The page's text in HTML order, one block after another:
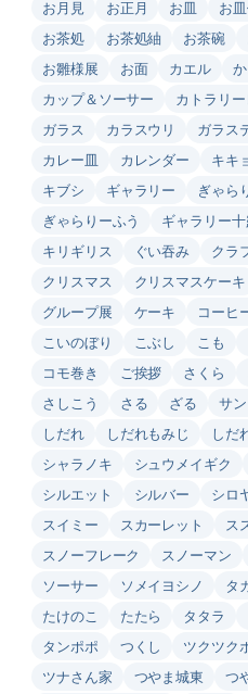
お月見
お正月 お皿 お
お茶処
お茶処紬 お茶碗
お雛様展
お面 カエル
カップ＆ソーサー
カトラリ
ガラス
カラスウリ ガラス
カレー皿
カレンダー キキ
キブシ
ギャラリー ぎゃら
ぎゃらりーふう
ギャラリー
キリギリス
ぐい吞み クラ
クリスマス
クリスマスケーキ
グループ展
ケーキ コーヒ
こいのぼり
こぶし こも
コモ巻き
ご挨拶 さくら
さしこう
さる ざる サ
しだれ
しだれもみじ しだ
シャラノキ
シュウメイギク
シルエット
シルバー シロ
スイミー
スカーレット ス
スノーフレーク
スノーマン
ソーサー
ソメイヨシノ タ
たけのこ
たたら タタラ
タンポポ
つくし ツクツク
ツナさん家
つやま城東
つ